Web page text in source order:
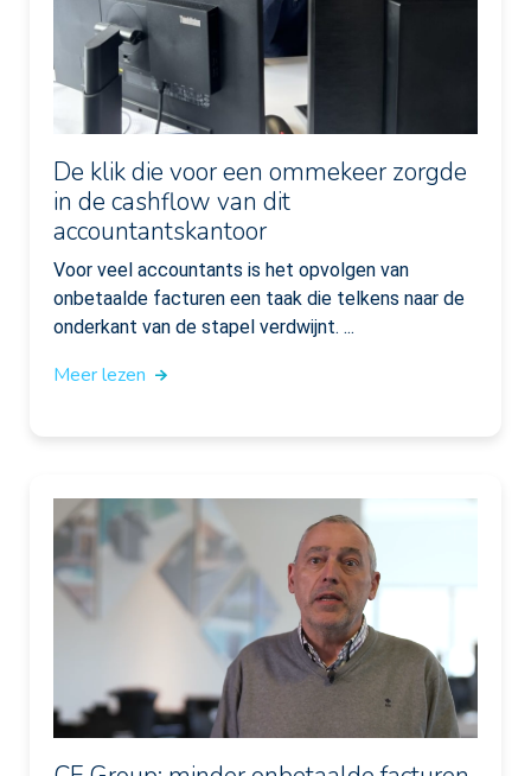
De klik die voor een ommekeer zorgde
in de cashflow van dit
accountantskantoor
Voor veel accountants is het opvolgen van
onbetaalde facturen een taak die telkens naar de
onderkant van de stapel verdwijnt. ...
Meer lezen